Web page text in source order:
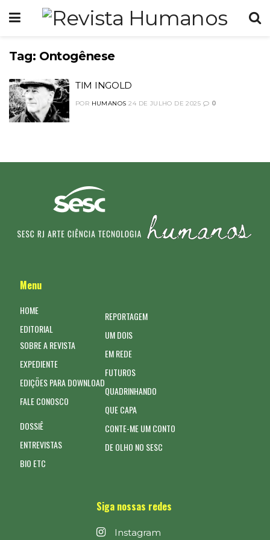
Tag: Ontogênese
TIM INGOLD
POR HUMANOS 24 DE JULHO DE 2025 0
Menu
HOME
EDITORIAL
SOBRE A REVISTA
EXPEDIENTE
EDIÇÕES PARA DOWNLOAD
FALE CONOSCO
DOSSIÊ
ENTREVISTAS
BIO ETC
REPORTAGEM
UM DOIS
EM REDE
FUTUROS
QUADRINHANDO
QUE CAPA
CONTE-ME UM CONTO
DE OLHO NO SESC
Siga nossas redes
Instagram